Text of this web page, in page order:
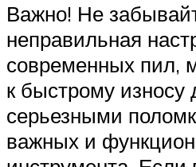
Важно! Не
неправильная
современных пил,
к быстрому износу
серьезными
важных и